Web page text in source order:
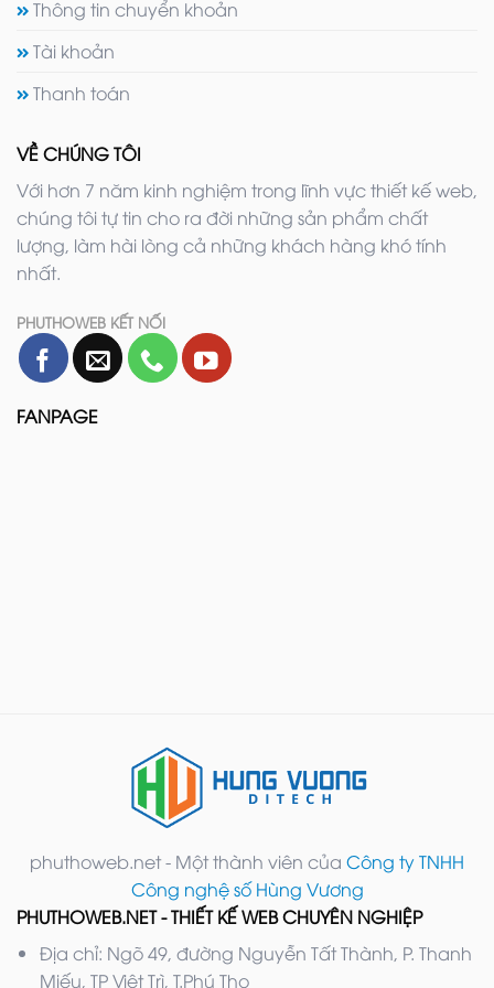
Thông tin chuyển khoản
Tài khoản
Thanh toán
VỀ CHÚNG TÔI
Với hơn 7 năm kinh nghiệm trong lĩnh vực thiết kế web,
chúng tôi tự tin cho ra đời những sản phẩm chất
lượng, làm hài lòng cả những khách hàng khó tính
nhất.
PHUTHOWEB KẾT NỐI
FANPAGE
phuthoweb.net - Một thành viên của Công ty TNHH
Công nghệ số Hùng Vương
PHUTHOWEB.NET - THIẾT KẾ WEB CHUYÊN NGHIỆP
Địa chỉ: Ngõ 49, đường Nguyễn Tất Thành, P. Thanh
Miếu, TP Việt Trì, T.Phú Thọ